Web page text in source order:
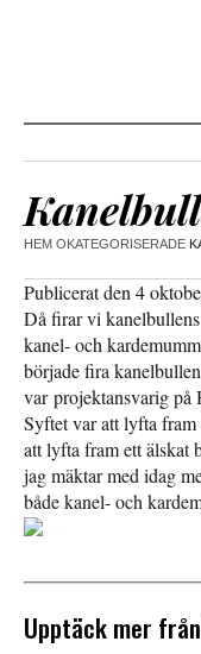
HEM OKATEGORISERADE
Publicerat den 4
Då firar vi
kanel- och
började fira
var projektansvarig på
Syftet var att lyfta fram
att lyfta fram ett älskat
jag mäktar med idag
både kanel- och
Upptäck mer